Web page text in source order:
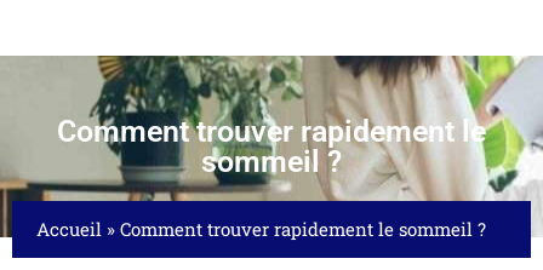
Comment trouver rapidement le
sommeil ?
Accueil » Comment trouver rapidement le sommeil ?